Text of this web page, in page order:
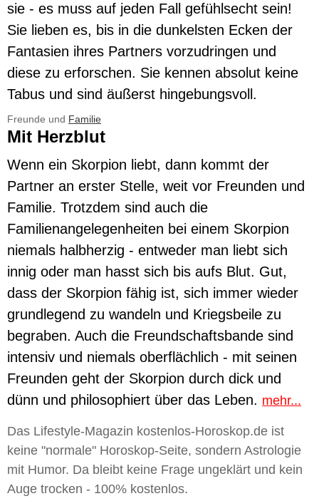
sie - es muss auf jeden Fall gefühlsecht sein!
Sie lieben es, bis in die dunkelsten Ecken der
Fantasien ihres Partners vorzudringen und
diese zu erforschen. Sie kennen absolut keine
Tabus und sind äußerst hingebungsvoll.
Freunde und Familie
Mit Herzblut
Wenn ein Skorpion liebt, dann kommt der
Partner an erster Stelle, weit vor Freunden und
Familie. Trotzdem sind auch die
Familienangelegenheiten bei einem Skorpion
niemals halbherzig - entweder man liebt sich
innig oder man hasst sich bis aufs Blut. Gut,
dass der Skorpion fähig ist, sich immer wieder
grundlegend zu wandeln und Kriegsbeile zu
begraben. Auch die Freundschaftsbande sind
intensiv und niemals oberflächlich - mit seinen
Freunden geht der Skorpion durch dick und
dünn und philosophiert über das Leben. mehr...
Das Lifestyle-Magazin kostenlos-Horoskop.de ist
keine "normale" Horoskop-Seite, sondern Astrologie
mit Humor. Da bleibt keine Frage ungeklärt und kein
Auge trocken - 100% kostenlos.